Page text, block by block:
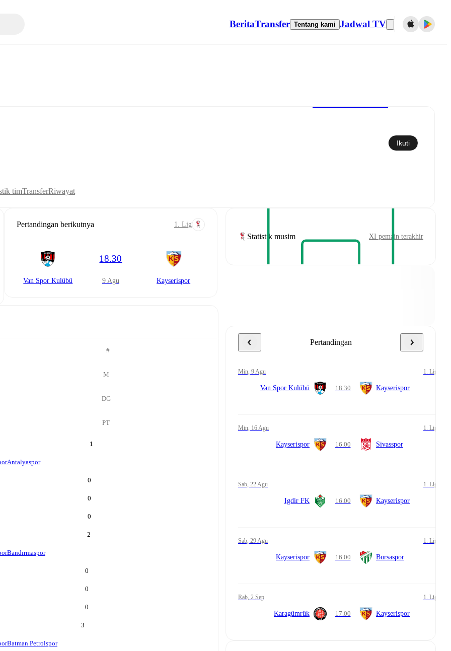
BeritaTransfer Tentang kami Jadwal TV
Ikuti
timTransferRiwayat
Pertandingan berikutnya 1. Lig
Van Spor Kulübü
18.30
9 Agu Kayserispor
#
M
DG
PT
1
Antalyaspor
0
0
0
2
Bandırmaspor
0
0
0
3
Batman Petrolspor
Statistik musim XI pemain terakhir
Pertandingan
Min, 9 Agu 1. Lig
Van Spor Kulübü 18.30 Kayserispor
Min, 16 Agu 1. Lig
Kayserispor 16.00 Sivasspor
Sab, 22 Agu 1. Lig
Igdir FK 16.00 Kayserispor
Sab, 29 Agu 1. Lig
Kayserispor 16.00 Bursaspor
Rab, 2 Sep 1. Lig
Karagümrük 17.00 Kayserispor